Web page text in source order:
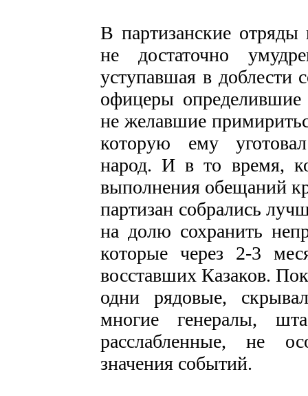
В партизанские
не достаточно
уступавшая в
офицеры определившие
не желавшие
которую ему
народ. И в то время,
выполнения обещаний
партизан собрались
на долю сохранить
которые через 2-3
восставших Казаков.
одни рядовые,
многие генералы,
расслабленные, не
значения событий.